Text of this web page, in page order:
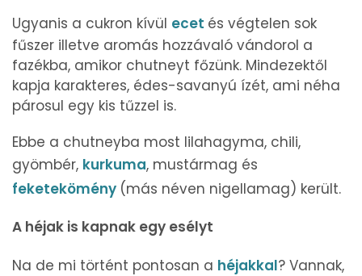
Ugyanis a cukron kívül ecet és végtelen sok
fűszer illetve aromás hozzávaló vándorol a
fazékba, amikor chutneyt főzünk. Mindezektől
kapja karakteres, édes-savanyú ízét, ami néha
párosul egy kis tűzzel is.
Ebbe a chutneyba most lilahagyma, chili,
gyömbér, kurkuma, mustármag és
feketekömény (más néven nigellamag) került.
A héjak is kapnak egy esélyt
Na de mi történt pontosan a héjakkal? Vannak,